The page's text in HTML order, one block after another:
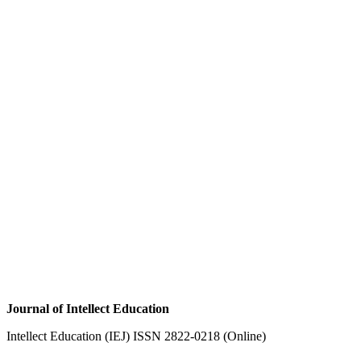
Journal of Intellect Education
Intellect Education (IEJ) ISSN 2822-0218 (Online)